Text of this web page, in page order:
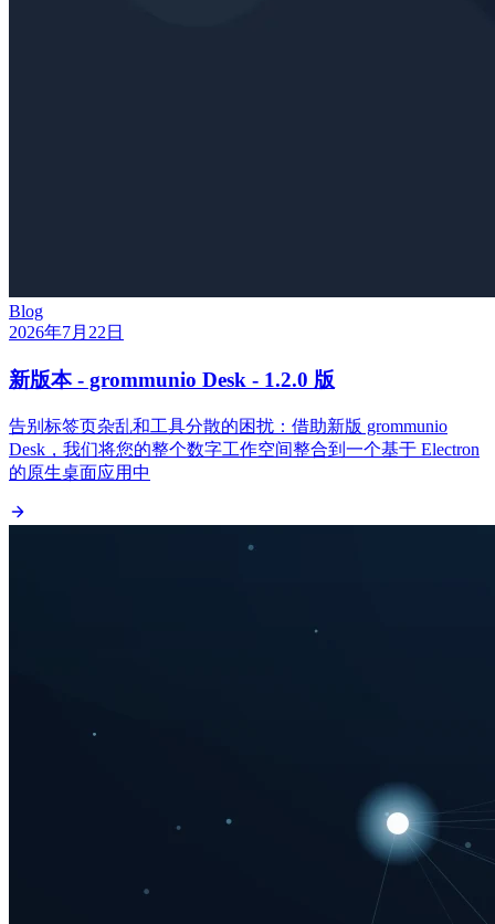
Blog
2026年7月22日
新版本 - grommunio Desk - 1.2.0 版
告别标签页杂乱和工具分散的困扰：借助新版 grommunio
Desk，我们将您的整个数字工作空间整合到一个基于 Electron
的原生桌面应用中